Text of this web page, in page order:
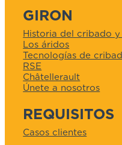
GIRON
Historia del cribado
Los áridos
Tecnologías de
RSE
Châtellerault
Únete a nosotros
REQUISITOS
Casos clientes